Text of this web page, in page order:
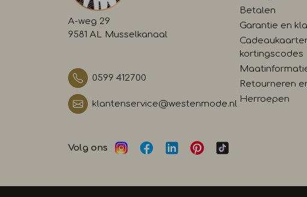
A-weg 29
9581 AL Musselkanaal
0599 412700
klantenservice@westenmode.nl
Betalen
Garantie en
kortingscodes
Retourneren
Herroepen
Volg ons